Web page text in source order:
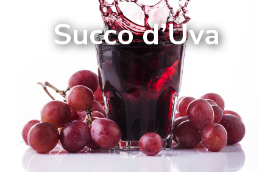
Succo d’Uva